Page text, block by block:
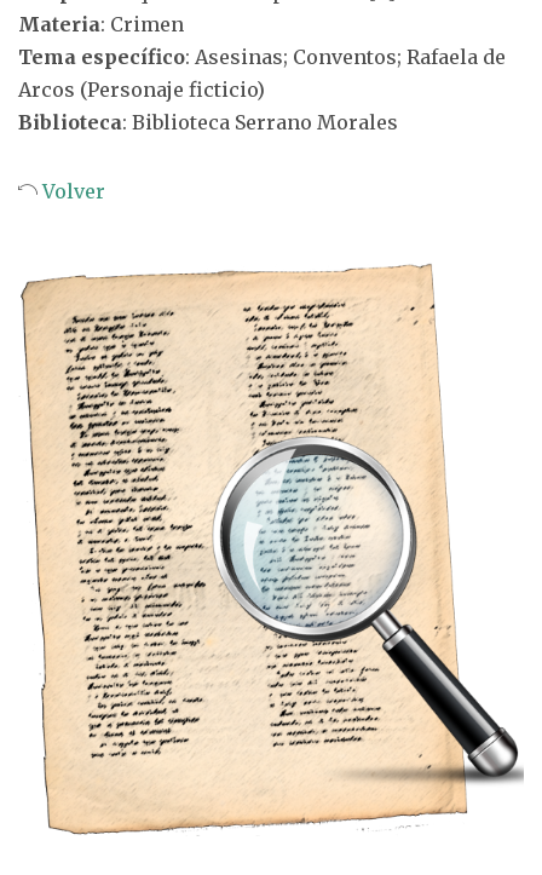
Materia: Crimen
Tema específico: Asesinas; Conventos; Rafaela de
Arcos (Personaje ficticio)
Biblioteca: Biblioteca Serrano Morales
Volver